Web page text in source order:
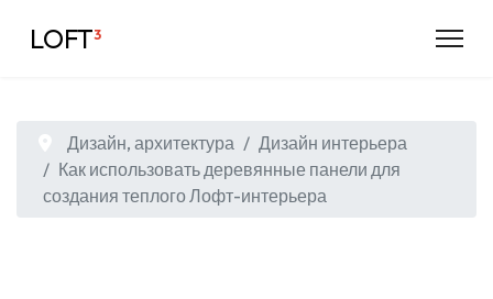
LOFT³
Дизайн, архитектура
Дизайн интерьера
Как использовать деревянные панели для
создания теплого Лофт-интерьера